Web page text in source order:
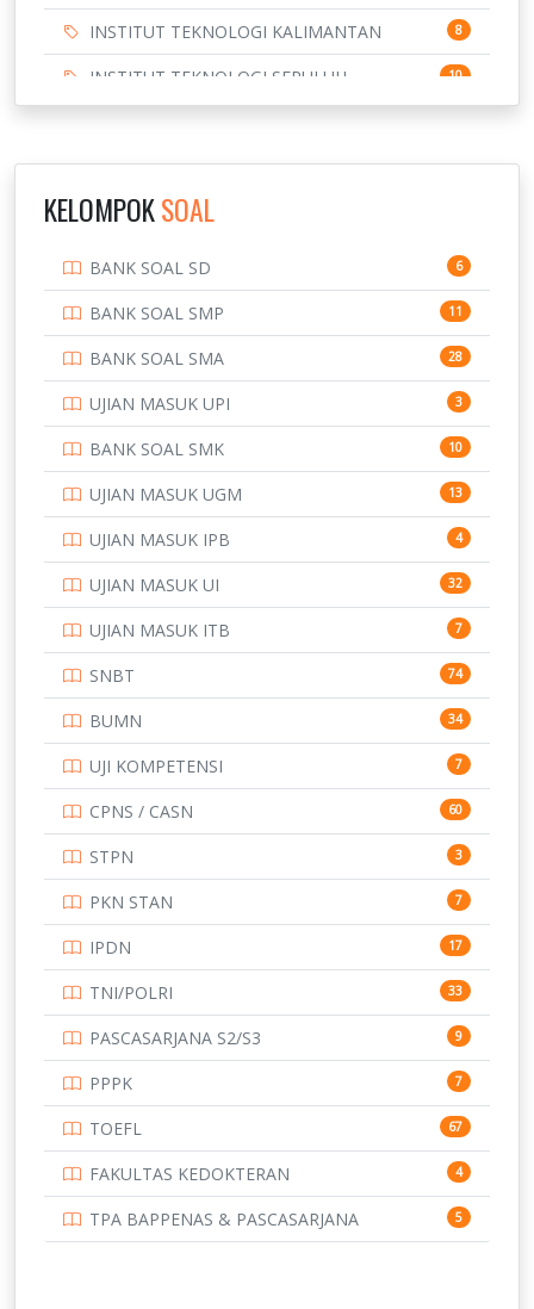
INSTITUT TEKNOLOGI KALIMANTAN 8
INSTITUT TEKNOLOGI SEPULUH
NOVEMBER
10
3
169
7
PTDI STTD 4
133
SMA 146
SMK 231
SMP 134
STIP 2
153
345
UNIVERSITAS AIRLANGGA 15
16
15
15
14
14
UNIVERSITAS CENDRAWASIH 14
15
219
11
134
KELOMPOKSOAL
BANK SOAL SD 6
BANK SOAL SMP 11
BANK SOAL SMA 28
UJIAN MASUK UPI 3
BANK SOAL SMK 10
UJIAN MASUK UGM 13
UJIAN MASUK IPB 4
UJIAN MASUK UI 32
UJIAN MASUK ITB 7
SNBT 74
BUMN 34
UJI KOMPETENSI 7
CPNS / CASN 60
STPN 3
PKN STAN 7
IPDN 17
TNI/POLRI 33
PASCASARJANA S2/S3 9
PPPK 7
TOEFL 67
FAKULTAS KEDOKTERAN 4
TPA BAPPENAS & PASCASARJANA 5